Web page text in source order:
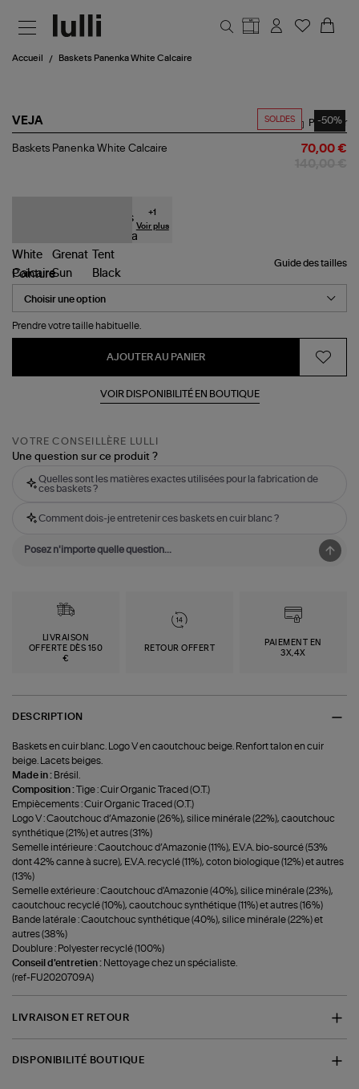
Accueil Baskets Panenka White Calcaire
SOLDES -50%
VEJA
Baskets
Partager
Baskets Panenka White Calcaire 70,00 €
+1
Voir plus
Guide des tailles
Pointure
Prendre votre taille habituelle.
AJOUTER AU PANIER
VOIR DISPONIBILITÉ EN BOUTIQUE
VOTRE CONSEILLÈRE LULLI
Une question sur ce produit ?
Quelles sont les matières exactes utilisées pour la fabrication de
ces baskets ?
Comment dois-je entretenir ces baskets en cuir blanc ?
LIVRAISON
OFFERTE DÈS 150
€
RETOUR OFFERT
PAIEMENT EN
3X,4X
DESCRIPTION
Baskets en cuir blanc. Logo V en caoutchouc beige. Renfort talon en cuir
beige. Lacets beiges.
Made in : Brésil.
Composition :
Tige : Cuir Organic Traced (O.T.)
Empiècements : Cuir Organic Traced (O.T.)
Logo V : Caoutchouc d’Amazonie (26%), silice minérale (22%), caoutchouc
synthétique (21%) et autres (31%)
Semelle intérieure : Caoutchouc d’Amazonie (11%), E.V.A. bio-sourcé (53%
dont 42% canne à sucre), E.V.A. recyclé (11%), coton biologique (12%) et autres
(13%)
Semelle extérieure : Caoutchouc d'Amazonie (40%), silice minérale (23%),
caoutchouc recyclé (10%), caoutchouc synthétique (11%) et autres (16%)
Bande latérale : Caoutchouc synthétique (40%), silice minérale (22%) et
autres (38%)
Doublure : Polyester recyclé (100%)
Conseil d'entretien : Nettoyage chez un spécialiste.
(ref-FU2020709A)
LIVRAISON ET RETOUR
DISPONIBILITÉ BOUTIQUE